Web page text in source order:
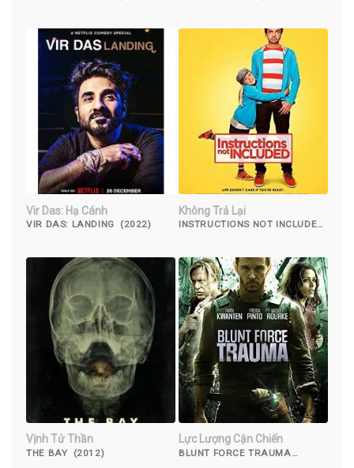
Vir Das: Hạ Cánh
VIR DAS: LANDING (2022)
Không Trả Lại
INSTRUCTIONS NOT INCLUDED
Vịnh Tử Thần
THE BAY (2012)
Lực Lượng Cận Chiến
BLUNT FORCE TRAUMA